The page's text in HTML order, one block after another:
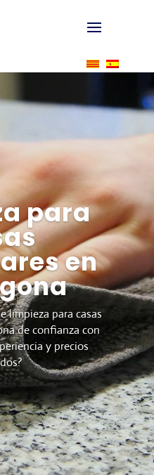
para
en
limpieza para casas
de confianza con
y precios